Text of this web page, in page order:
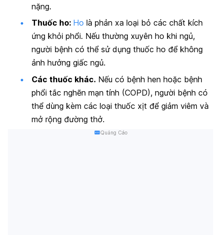
nặng.
Thuốc ho: Ho là phản xa loại bỏ các chất kích
ứng khỏi phổi. Nếu thường xuyên ho khi ngủ,
người bệnh có thể sử dụng thuốc ho để không
ảnh hưởng giấc ngủ.
Các thuốc khác. Nếu có bệnh hen hoặc bệnh
phổi tắc nghẽn mạn tính (COPD), người bệnh có
thể dùng kèm các loại thuốc xịt để giảm viêm và
mở rộng đường thở.
Quảng Cáo